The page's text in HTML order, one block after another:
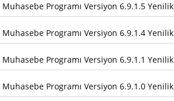
Muhasebe Programı Versiyon 6.9.1.5
Muhasebe Programı Versiyon 6.9.1.4
Muhasebe Programı Versiyon 6.9.1.1
Muhasebe Programı Versiyon 6.9.1.0